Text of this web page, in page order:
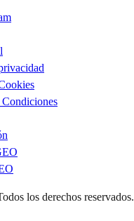
los derechos reservados.